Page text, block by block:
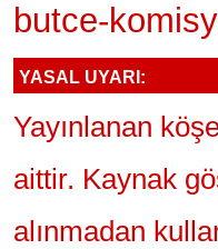
butce-
YASAL UYARI:
Yayınlanan
aittir. Kaynak
alınmadan